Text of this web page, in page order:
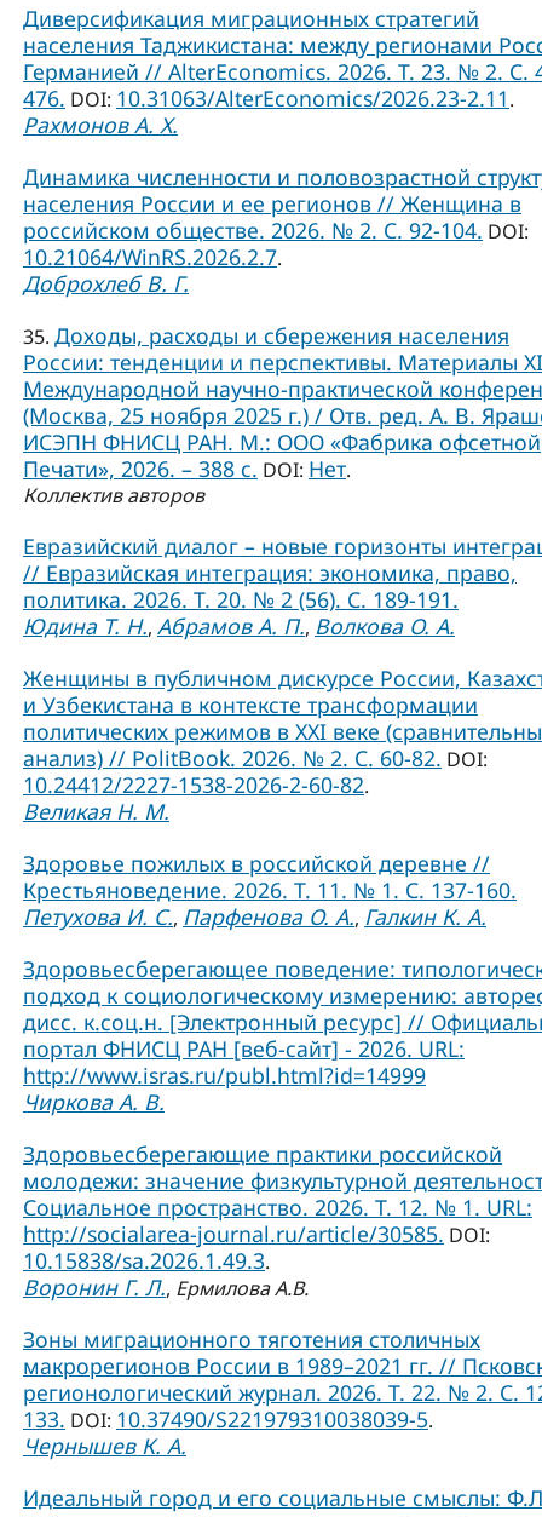
Диверсификация миграционных стратегий
населения Таджикистана: между регионами
Германией // AlterEconomics. 2026. Т. 23. № 2. С.
476. DOI: 10.31063/AlterEconomics/2026.23-2.11.
Рахмонов А. Х.
Динамика численности и половозрастной
населения России и ее регионов // Женщина в
российском обществе. 2026. № 2. С. 92-104. DOI:
10.21064/WinRS.2026.2.7.
Доброхлеб В. Г.
35. Доходы, расходы и сбережения населения
России: тенденции и перспективы. Материалы XI
Международной научно-практической
(Москва, 25 ноября 2025 г.) / Отв. ред. А. В.
ИСЭПН ФНИСЦ РАН. М.: ООО «Фабрика офсетной
Печати», 2026. – 388 с. DOI: Нет.
Коллектив авторов
Евразийский диалог – новые горизонты
// Евразийская интеграция: экономика, право,
политика. 2026. Т. 20. № 2 (56). С. 189-191.
Юдина Т. Н., Абрамов А. П., Волкова О. А.
Женщины в публичном дискурсе России,
и Узбекистана в контексте трансформации
политических режимов в XXI веке
анализ) // PolitBook. 2026. № 2. С. 60-82. DOI:
10.24412/2227-1538-2026-2-60-82.
Великая Н. М.
Здоровье пожилых в российской деревне //
Крестьяноведение. 2026. Т. 11. № 1. С. 137-160.
Петухова И. С., Парфенова О. А., Галкин К. А.
Здоровьесберегающее поведение:
подход к социологическому измерению:
дисс. к.соц.н. [Электронный ресурс] //
портал ФНИСЦ РАН [веб-сайт] - 2026. URL:
http://www.isras.ru/publ.html?id=14999
Чиркова А. В.
Здоровьесберегающие практики российской
молодежи: значение физкультурной
Социальное пространство. 2026. Т. 12. № 1. URL:
http://socialarea-journal.ru/article/30585. DOI:
10.15838/sa.2026.1.49.3.
Воронин Г. Л., Ермилова А.В.
Зоны миграционного тяготения столичных
макрорегионов России в 1989–2021 гг. //
регионологический журнал. 2026. Т. 22. № 2. С.
133. DOI: 10.37490/S221979310038039-5.
Чернышев К. А.
Идеальный город и его социальные смыслы: